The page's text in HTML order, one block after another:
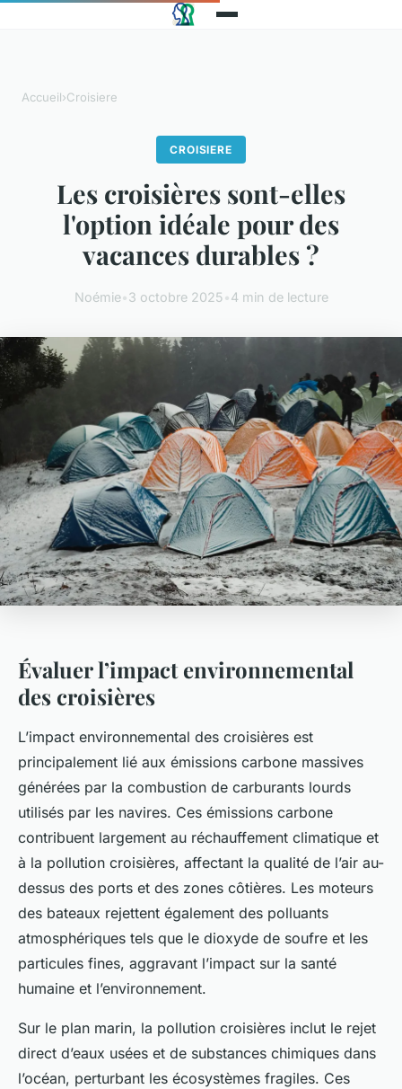
Accueil›Croisiere
CROISIERE
Les croisières sont-elles
l'option idéale pour des
vacances durables ?
Noémie•3 octobre 2025•4 min de lecture
Évaluer l’impact environnemental
des croisières
L’impact environnemental des croisières est
principalement lié aux émissions carbone massives
générées par la combustion de carburants lourds
utilisés par les navires. Ces émissions carbone
contribuent largement au réchauffement climatique et
à la pollution croisières, affectant la qualité de l’air au-
dessus des ports et des zones côtières. Les moteurs
des bateaux rejettent également des polluants
atmosphériques tels que le dioxyde de soufre et les
particules fines, aggravant l’impact sur la santé
humaine et l’environnement.
Sur le plan marin, la pollution croisières inclut le rejet
direct d’eaux usées et de substances chimiques dans
l’océan, perturbant les écosystèmes fragiles. Ces